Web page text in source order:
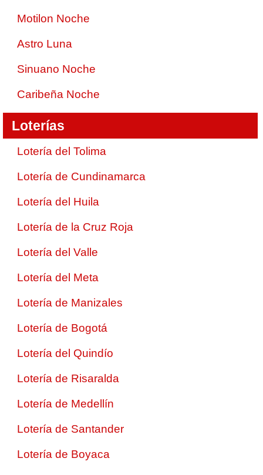
Motilon Noche
Astro Luna
Sinuano Noche
Caribeña Noche
Loterías
Lotería del Tolima
Lotería de Cundinamarca
Lotería del Huila
Lotería de la Cruz Roja
Lotería del Valle
Lotería del Meta
Lotería de Manizales
Lotería de Bogotá
Lotería del Quindío
Lotería de Risaralda
Lotería de Medellín
Lotería de Santander
Lotería de Boyaca